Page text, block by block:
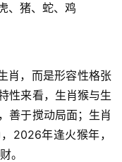
、猪、蛇、鸡
肖，而是形容性格张
性来看，生肖猴与生
善于搅动局面；生肖
2026年逢火猴年，
。